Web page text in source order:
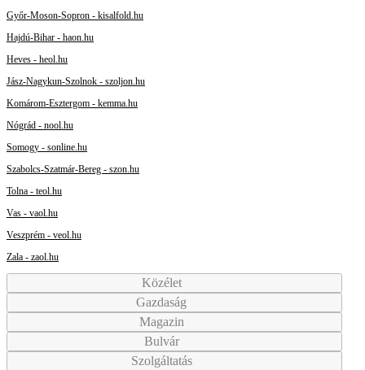
Győr-Moson-Sopron - kisalfold.hu
Hajdú-Bihar - haon.hu
Heves - heol.hu
Jász-Nagykun-Szolnok - szoljon.hu
Komárom-Esztergom - kemma.hu
Nógrád - nool.hu
Somogy - sonline.hu
Szabolcs-Szatmár-Bereg - szon.hu
Tolna - teol.hu
Vas - vaol.hu
Veszprém - veol.hu
Zala - zaol.hu
Közélet
Gazdaság
Magazin
Bulvár
Szolgáltatás